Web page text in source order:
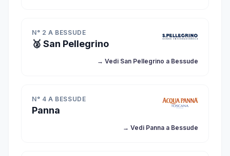
N° 2 A BESSUDE
🥈 San Pellegrino
→ Vedi San Pellegrino a Bessude
N° 4 A BESSUDE
Panna
→ Vedi Panna a Bessude